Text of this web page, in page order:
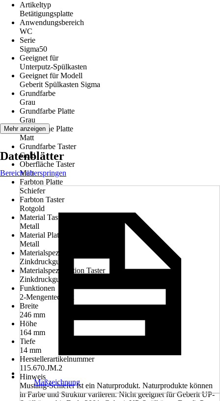
Artikeltyp
Betätigungsplatte
Anwendungsbereich
WC
Serie
Sigma50
Geeignet für
Unterputz-Spülkasten
Geeignet für Modell
Geberit Spülkasten Sigma
Grundfarbe
Grau
Grundfarbe Platte
Grau
Oberfläche Platte
Matt
Grundfarbe Taster
Gold
Oberfläche Taster
Matt
Farbton Platte
Schiefer
Farbton Taster
Rotgold
Material Taster
Metall
Material Platte
Metall
Materialspezifikation Platte
Zinkdruckguss
Materialspezifikation Taster
Zinkdruckguss
Funktionen
2-Mengentechnik
Breite
246 mm
Höhe
164 mm
Tiefe
14 mm
Herstellerartikelnummer
115.670.JM.2
Hinweis
Mustang-Schiefer ist ein Naturprodukt. Naturprodukte können
in Farbe und Struktur variieren. Nicht geeignet für Geberit UP-
Mehr anzeigen
Datenblätter
Bereich überspringen
Maßzeichnung